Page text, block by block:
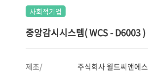
사회적기업
중앙감시시스템( WCS - D6003 )
제조/
주식회사 월드씨앤에스